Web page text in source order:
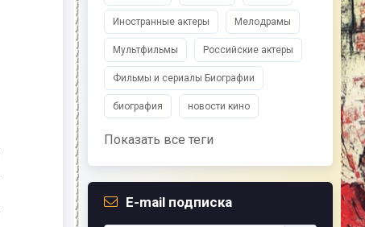
Иностранные актеры Мелодрамы
Мультфильмы Российские актеры
Фильмы и сериалы Биографии
биография новости кино
Показать все теги
E-mail подписка